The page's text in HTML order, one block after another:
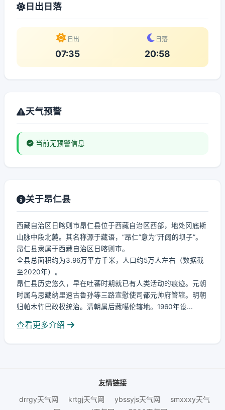
日出日落
日出
07:35
日落
20:58
天气预警
当前无预警信息
关于昂仁县
西藏自治区日喀则市昂仁县位于西藏自治区西部，地处冈底斯
山脉中段北麓。其名称源于藏语，“昂仁”意为“开阔的坝子”。
昂仁县隶属于西藏自治区日喀则市。
全县总面积约为3.96万平方千米，人口约5万人左右（数据截
至2020年）。
昂仁县历史悠久，早在吐蕃时期就已有人类活动的痕迹。元朝
时属乌思藏纳里速古鲁孙等三路宣慰使司都元帅府管辖。明朝
归帕木竹巴政权统治。清朝属后藏噶伦辖地。1960年设...
查看更多介绍
友情链接
drrgy天气网
krtgj天气网 ybssyjs天气网
smxxxy天气